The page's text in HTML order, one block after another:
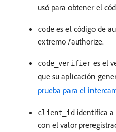
usó para obtener el
code es el código de
extremo /authorize.
code_verifier es el
que su aplicación
prueba para el
client_id identifica
con el valor